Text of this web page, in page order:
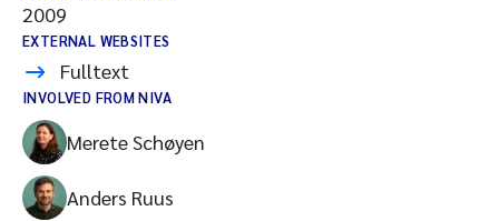
2009
EXTERNAL WEBSITES
Fulltext
INVOLVED FROM NIVA
Merete Schøyen
Anders Ruus